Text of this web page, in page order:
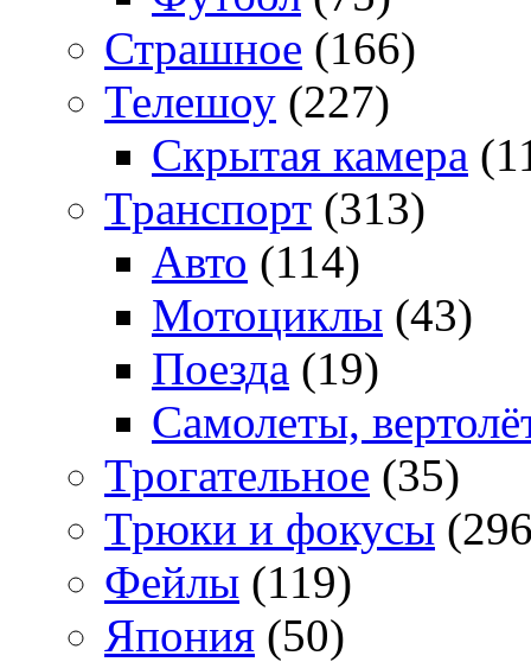
Страшное (166)
Телешоу (227)
Скрытая камера
Транспорт (313)
Авто (114)
Мотоциклы (43)
Поезда (19)
Самолеты,
Трогательное (35)
Трюки и фокусы
Фейлы (119)
Япония (50)